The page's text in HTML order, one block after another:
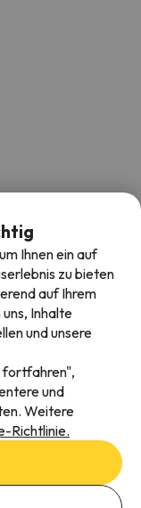
Ihnen ein auf
zu bieten
auf Ihrem
Inhalte
und unsere
fortfahren",
und
Weitere
Richtlinie.